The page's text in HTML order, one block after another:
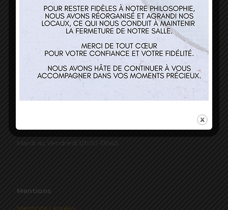
Restaurant
Traiteur et événementiel
Contact
Mardi au Vendredi 12h00-13h45
Mentions
Mentions Légales